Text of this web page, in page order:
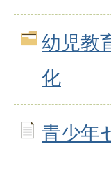
幼児教
化
青少年